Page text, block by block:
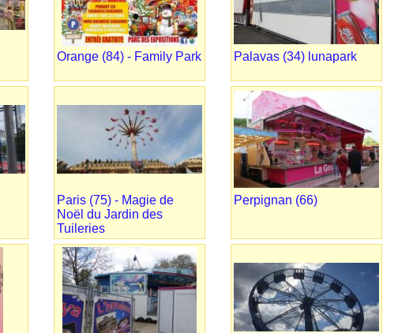
Orange (84) - Family Park Palavas (34) lunapark
Paris (75) - Magie de
Noël du Jardin des
Tuileries
Perpignan (66)